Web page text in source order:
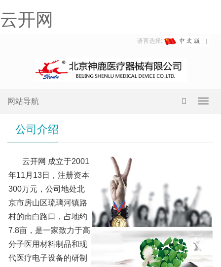
云开网
语言选择:
网站导航
公司介绍
云开网 成立于2001
年11月13日，注册资本
300万元，公司地处北
京市房山区琉璃河镇路
村的南白路口，占地约
7.8亩，是一家致力于高
分子医用材料制品和现
代医疗电子设备的研制